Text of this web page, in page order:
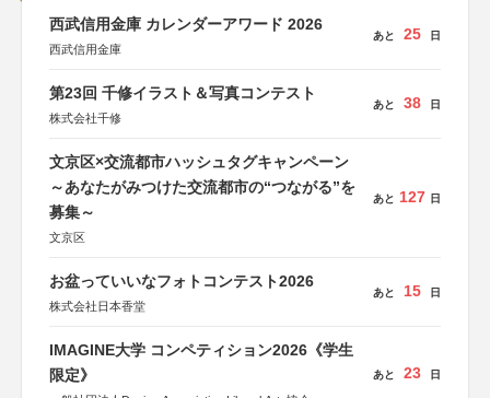
西武信用金庫 カレンダーアワード 2026
西武信用金庫
あと 25 日
第23回 千修イラスト＆写真コンテスト
株式会社千修
あと 38 日
文京区×交流都市ハッシュタグキャンペーン
～あなたがみつけた交流都市の“つながる”を
募集～
文京区
あと 127 日
お盆っていいなフォトコンテスト2026
株式会社日本香堂
あと 15 日
IMAGINE大学 コンペティション2026《学生
限定》
あと 23 日